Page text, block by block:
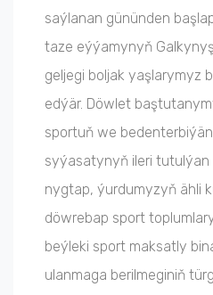
saýlanan gününden
taze eýýamynyň
geljegi boljak yaşlarymyz
edýär. Döwlet
sportuň we
syýasatynyň ileri tutulýan
nygtap, ýurdumyzyň ähli
döwrebap sport
beýleki sport maksatly
ulanmaga berilmeginiň